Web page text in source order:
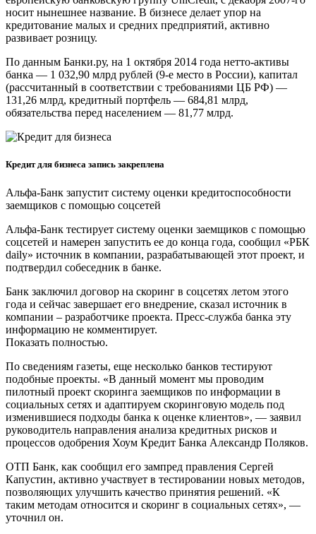
носит нынешнее название. В бизнесе делает упор на
кредитование малых и средних предприятий, активно
развивает розницу.
По данным Банки.ру, на 1 октября 2014 года нетто-активы
банка — 1 032,90 млрд рублей (9-е место в России), капитал
(рассчитанный в соответствии с требованиями ЦБ РФ) —
131,26 млрд, кредитный портфель — 684,81 млрд,
обязательства перед населением — 81,77 млрд.
Кредит для бизнеса запись закреплена
Альфа-Банк запустит систему оценки кредитоспособности
заемщиков с помощью соцсетей
Альфа-Банк тестирует систему оценки заемщиков с помощью
соцсетей и намерен запустить ее до конца года, сообщил «РБК
daily» источник в компании, разрабатывающей этот проект, и
подтвердил собеседник в банке.
Банк заключил договор на скоринг в соцсетях летом этого
года и сейчас завершает его внедрение, сказал источник в
компании – разработчике проекта. Пресс-служба банка эту
информацию не комментирует.
Показать полностью.
По сведениям газеты, еще несколько банков тестируют
подобные проекты. «В данный момент мы проводим
пилотный проект скоринга заемщиков по информации в
социальных сетях и адаптируем скоринговую модель под
изменившиеся подходы банка к оценке клиентов», — заявил
руководитель направления анализа кредитных рисков и
процессов одобрения Хоум Кредит Банка Александр Поляков.
ОТП Банк, как сообщил его зампред правления Сергей
Капустин, активно участвует в тестировании новых методов,
позволяющих улучшить качество принятия решений. «К
таким методам относится и скоринг в социальных сетях», —
уточнил он.